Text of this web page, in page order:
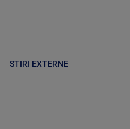
STIRI EXTERNE